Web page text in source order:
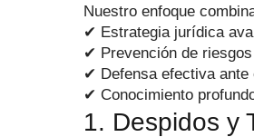
Nuestro enfoque
✔ Estrategia jurídica
✔ Prevención de
✔ Defensa efectiva ante
✔ Conocimiento
1. Despidos y